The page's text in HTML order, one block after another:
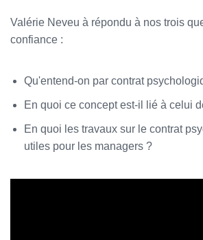
Valérie Neveu à répondu à nos trois
confiance :
Qu'entend-on par contrat
En quoi ce concept est-il lié à celui
En quoi les travaux sur le contrat
utiles pour les managers ?